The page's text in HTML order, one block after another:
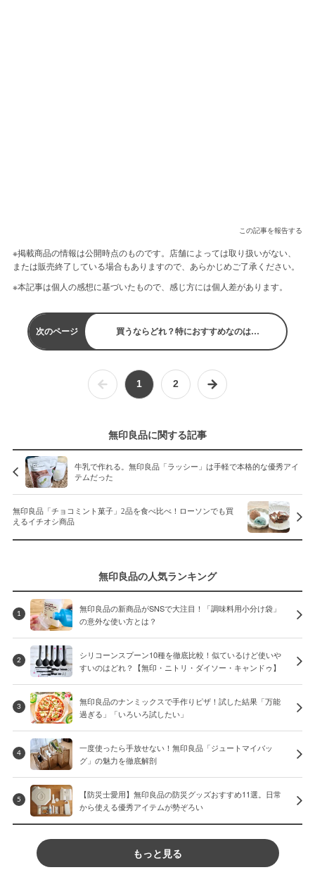
この記事を報告する
※掲載商品の情報は公開時点のものです。店舗によっては取り扱いがない、
または販売終了している場合もありますので、あらかじめご了承ください。
※本記事は個人の感想に基づいたもので、感じ方には個人差があります。
次のページ 買うならどれ？特におすすめなのは…
1 2
無印良品に関する記事
牛乳で作れる。無印良品「ラッシー」は手軽で本格的な優秀アイ
テムだった
無印良品「チョコミント菓子」2品を食べ比べ！ローソンでも買
えるイチオシ商品
無印良品の人気ランキング
1
無印良品の新商品がSNSで大注目！「調味料用小分け袋」
の意外な使い方とは？
2
シリコーンスプーン10種を徹底比較！似ているけど使いや
すいのはどれ？【無印・ニトリ・ダイソー・キャンドゥ】
3
無印良品のナンミックスで手作りピザ！試した結果「万能
過ぎる」「いろいろ試したい」
4
一度使ったら手放せない！無印良品「ジュートマイバッ
グ」の魅力を徹底解剖
5
【防災士愛用】無印良品の防災グッズおすすめ11選。日常
から使える優秀アイテムが勢ぞろい
もっと見る